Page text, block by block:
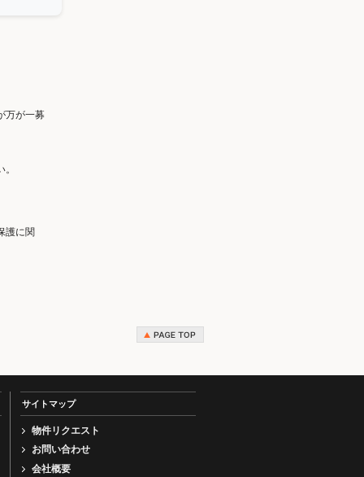
万が一募
護に関
サイトマップ
物件リクエスト
お問い合わせ
会社概要